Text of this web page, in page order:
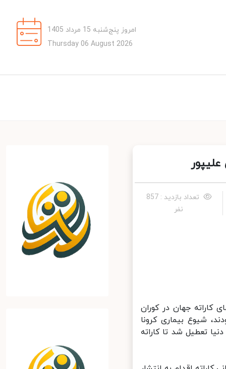
امروز پنج‌شنبه 15 مرداد 1405
Thursday 06 August 2026
تعداد بازدید : 857
نفر
در حالی که برترین‌های کاراته جهان در کوران
شیوع بیماری کرونا
تعطیل شد تا کاراته